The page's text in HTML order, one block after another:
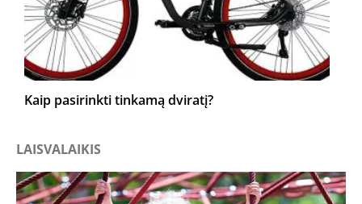
Kaip pasirinkti tinkamą dviratį?
LAISVALAIKIS